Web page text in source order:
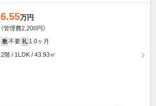
6.55万円
（管理費2,200円）
敷 不要 礼 1.0ヶ月
2階 / 1LDK / 43.93㎡